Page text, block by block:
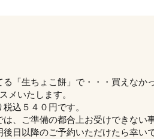
る「生ちょこ餅」で・・・買えなか
メいたします。
込５４０円です。
は、ご準備の都合上お受けできない
後日以降のご予約いただけたら幸いで